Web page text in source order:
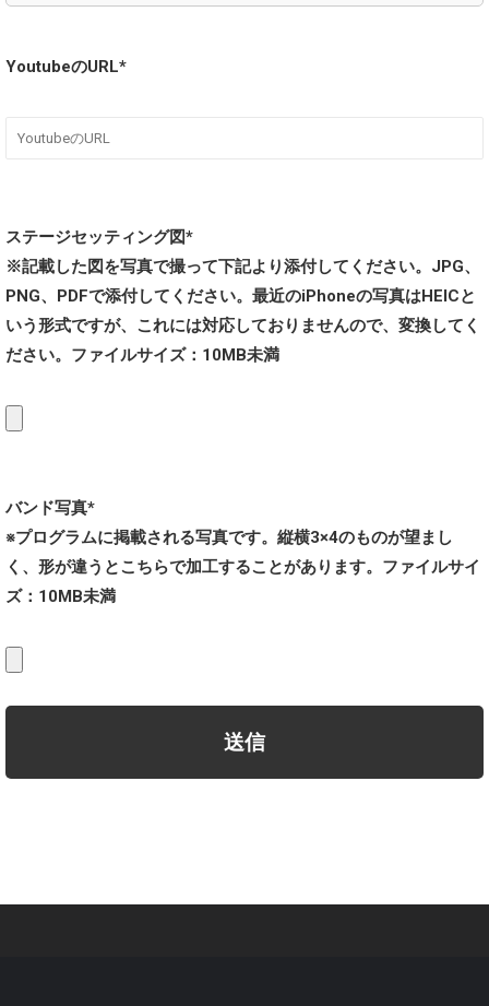
YoutubeのURL*
ステージセッティング図*
※記載した図を写真で撮って下記より添付してください。JPG、
PNG、PDFで添付してください。最近のiPhoneの写真はHEICと
いう形式ですが、これには対応しておりませんので、変換してく
ださい。ファイルサイズ：10MB未満
バンド写真*
※プログラムに掲載される写真です。縦横3×4のものが望まし
く、形が違うとこちらで加工することがあります。ファイルサイ
ズ：10MB未満